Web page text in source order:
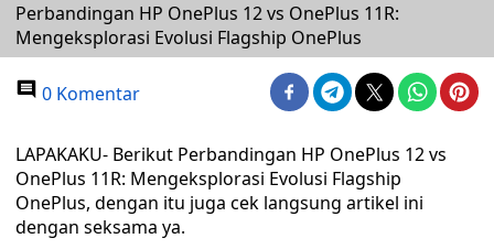
Perbandingan HP OnePlus 12 vs OnePlus 11R:
Mengeksplorasi Evolusi Flagship OnePlus
0 Komentar
LAPAKAKU- Berikut Perbandingan HP OnePlus 12 vs
OnePlus 11R: Mengeksplorasi Evolusi Flagship
OnePlus, dengan itu juga cek langsung artikel ini
dengan seksama ya.